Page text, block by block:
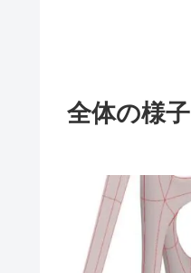
全体の様子